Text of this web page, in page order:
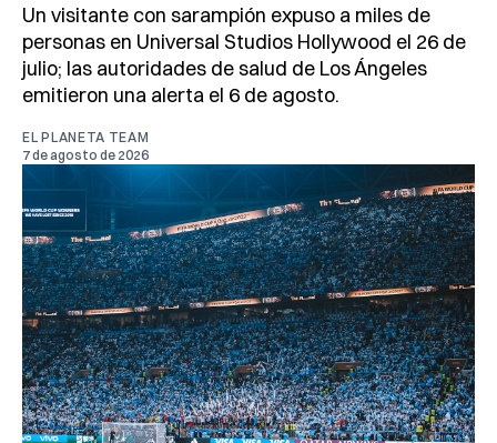
Un visitante con sarampión expuso a miles de
personas en Universal Studios Hollywood el 26 de
julio; las autoridades de salud de Los Ángeles
emitieron una alerta el 6 de agosto.
EL PLANETA TEAM
7 de agosto de 2026